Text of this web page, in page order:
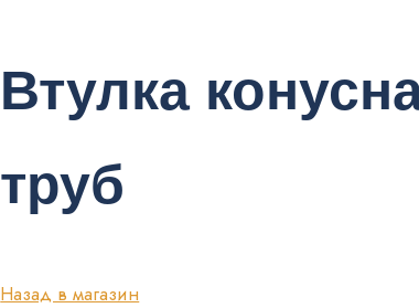
Втулка
труб
Назад в магазин